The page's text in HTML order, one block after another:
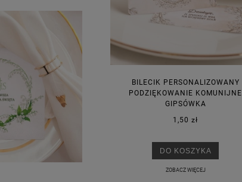
BILECIK PERSONALIZOWANY
PODZIĘKOWANIE KOMUNIJNE
GIPSÓWKA
1,50 zł
DO KOSZYKA
ZOBACZ WIĘCEJ